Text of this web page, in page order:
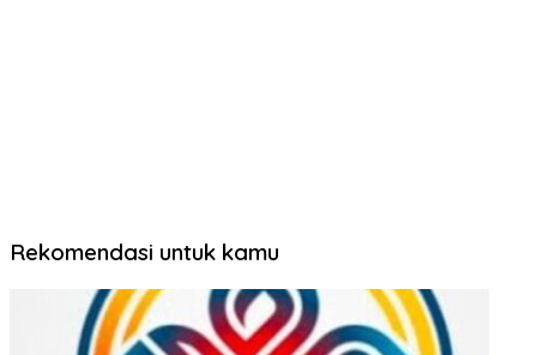
Rekomendasi untuk kamu